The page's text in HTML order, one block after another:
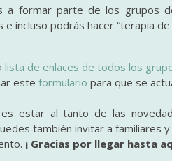
a formar parte de los grupos
e incluso podrás hacer “terapia de
lista de enlaces de todos los
este formulario para que se
estar al tanto de las
también invitar a familiares
¡ Gracias por llegar hasta